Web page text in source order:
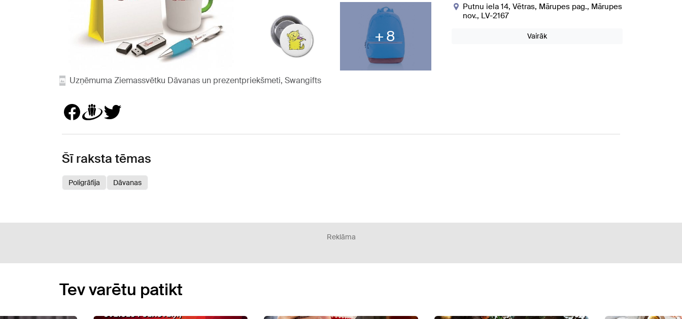
8
Uzņēmuma Ziemassvētku Dāvanas un prezentpriekšmeti, Swangifts
Putnu iela 14, Vētras, Mārupes pag., Mārupes
nov., LV-2167
Vairāk
Šī raksta tēmas
Poligrāfija Dāvanas
Reklāma
Tev varētu patikt